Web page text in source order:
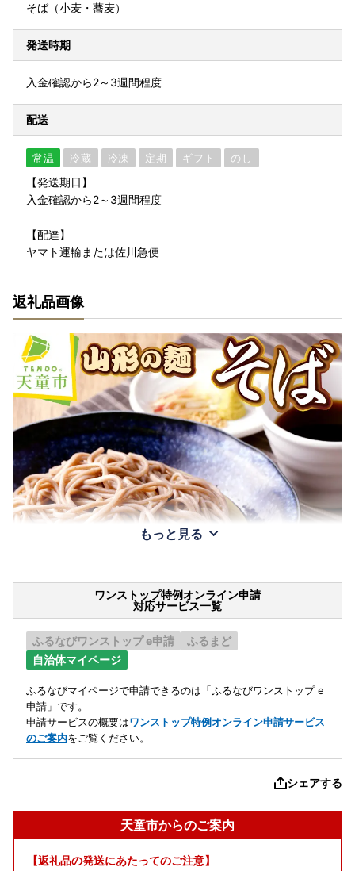
そば（小麦・蕎麦）
発送時期
入金確認から2～3週間程度
配送
常温 冷蔵 冷凍 定期 ギフト のし
【発送期日】
入金確認から2～3週間程度
【配達】
ヤマト運輸または佐川急便
返礼品画像
もっと見る
ワンストップ特例オンライン申請
対応サービス一覧
ふるなびワンストップ e申請
ふるまど
自治体マイページ
ふるなびマイページで申請できるのは「ふるなびワンストップ e
申請」です。
申請サービスの概要はワンストップ特例オンライン申請サービス
のご案内をご覧ください。
シェアする
天童市からのご案内
【返礼品の発送にあたってのご注意】